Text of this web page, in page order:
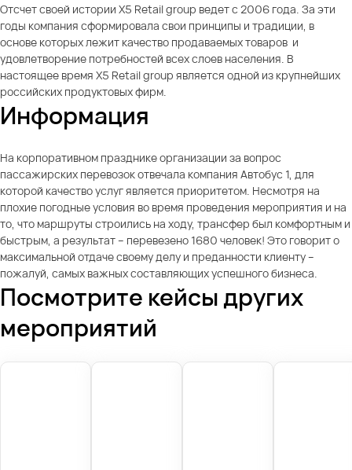
Отсчет своей истории X5 Retail group ведет с 2006 года. За эти
годы компания сформировала свои принципы и традиции, в
основе которых лежит качество продаваемых товаров и
удовлетворение потребностей всех слоев населения. В
настоящее время X5 Retail group является одной из крупнейших
российских продуктовых фирм.
Информация
На корпоративном празднике организации за вопрос
пассажирских перевозок отвечала компания Автобус 1, для
которой качество услуг является приоритетом. Несмотря на
плохие погодные условия во время проведения мероприятия и на
то, что маршруты строились на ходу, трансфер был комфортным и
быстрым, а результат – перевезено 1680 человек! Это говорит о
максимальной отдаче своему делу и преданности клиенту –
пожалуй, самых важных составляющих успешного бизнеса.
Посмотрите кейсы других
мероприятий